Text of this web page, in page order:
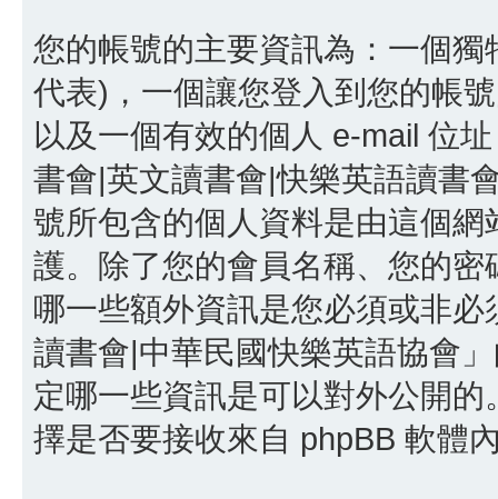
您的帳號的主要資訊為：一個
代表)，一個讓您登入到您的帳
以及一個有效的個人 e-mail 位
書會|英文讀書會|快樂英語讀書
號所包含的個人資料是由這個
護。除了您的會員名稱、您的
哪一些額外資訊是您必須或非
讀書會|中華民國快樂英語協會
定哪一些資訊是可以對外公開
擇是否要接收來自 phpBB 軟體